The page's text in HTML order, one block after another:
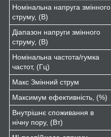
Номінальна напруга змінного
струму, (В)
Діапазон напруги змінного
струму, (В)
Номінальна частота/гумка
частот, (Гц)
Макс Змінний струм
Максимум ефективність, (%)
Внутрішнє споживання в
нічну пору, (Вт)